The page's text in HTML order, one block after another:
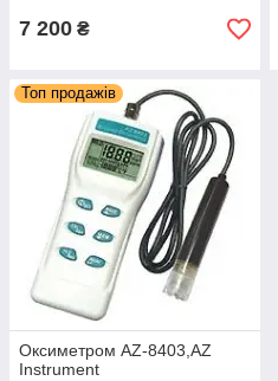
7 200 ₴
Топ продажів
Оксиметром AZ-8403,AZ
Instrument